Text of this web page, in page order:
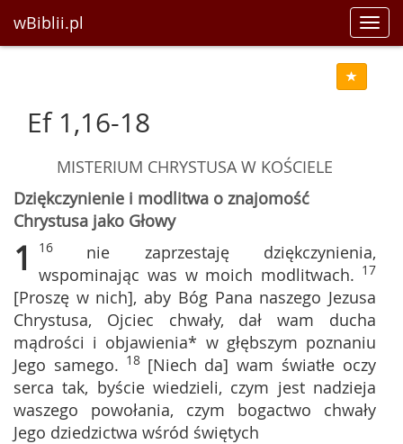
wBiblii.pl
Ef 1,16-18
MISTERIUM CHRYSTUSA W KOŚCIELE
Dziękczynienie i modlitwa o znajomość
Chrystusa jako Głowy
1 16 nie zaprzestaję dziękczynienia,
wspominając was w moich modlitwach. 17
[Proszę w nich], aby Bóg Pana naszego Jezusa
Chrystusa, Ojciec chwały, dał wam ducha
mądrości i objawienia* w głębszym poznaniu
Jego samego. 18 [Niech da] wam światłe oczy
serca tak, byście wiedzieli, czym jest nadzieja
waszego powołania, czym bogactwo chwały
Jego dziedzictwa wśród świętych